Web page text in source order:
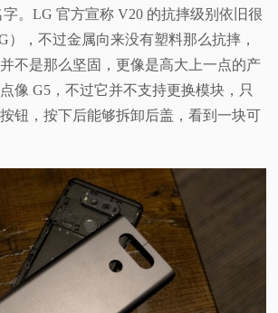
。LG 官方宣称 V20 的抗摔级别依旧很
），不过金属向来没有塑料那么抗摔，
不是那么坚固，更像是高大上一点的产
像 G5，不过它并不支持更换模块，只
钮，按下后能够拆卸后盖，看到一块可